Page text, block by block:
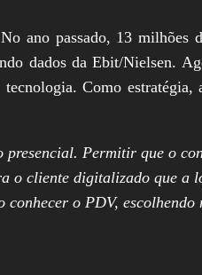
ano passado, 13
dados da Ebit/Nielsen.
Como estratégia,
Permitir que o
o cliente digitalizado que a
o PDV,